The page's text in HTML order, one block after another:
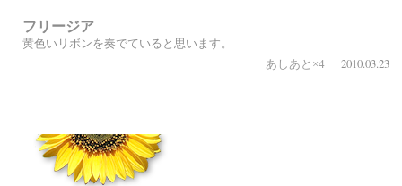
フリージア
黄色いリボンを奏でていると思います。
あしあと×4
2010.03.23